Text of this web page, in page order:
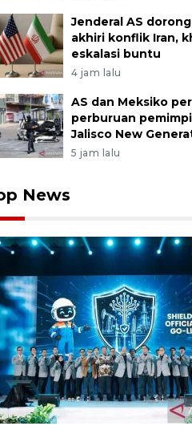
Jenderal AS
akhiri konflik Iran,
eskalasi buntu
4 jam lalu
AS dan Meksiko
perburuan
Jalisco New
5 jam lalu
News